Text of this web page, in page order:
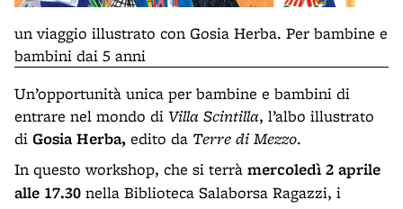
un viaggio illustrato con Gosia Herba. Per bambine e
bambini dai 5 anni
Un’opportunità unica per bambine e bambini di
entrare nel mondo di Villa Scintilla, l’albo illustrato
di Gosia Herba, edito da Terre di Mezzo.
In questo workshop, che si terrà mercoledì 2 aprile
alle 17.30 nella Biblioteca Salaborsa Ragazzi, i